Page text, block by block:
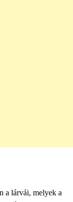
a lárvái, melyek a